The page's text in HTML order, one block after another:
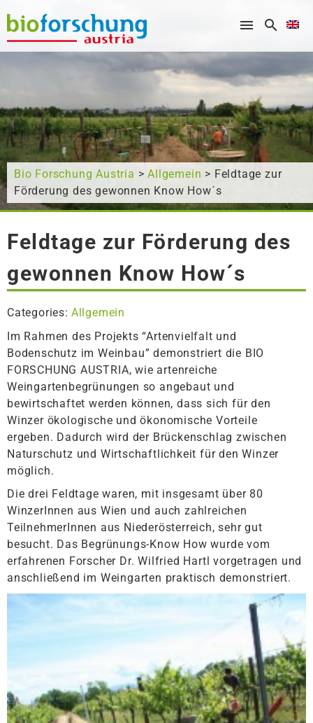
What are you looking for?
Bio Forschung Austria >Allgemein > Feldtage zur
Förderung des gewonnen Know How´s
Feldtage zur Förderung des
gewonnen Know How´s
Categories: Allgemein
Im Rahmen des Projekts “Artenvielfalt und
Bodenschutz im Weinbau” demonstriert die BIO
FORSCHUNG AUSTRIA, wie artenreiche
Weingartenbegrünungen so angebaut und
bewirtschaftet werden können, dass sich für den
Winzer ökologische und ökonomische Vorteile
ergeben. Dadurch wird der Brückenschlag zwischen
Naturschutz und Wirtschaftlichkeit für den Winzer
möglich.
Die drei Feldtage waren, mit insgesamt über 80
WinzerInnen aus Wien und auch zahlreichen
TeilnehmerInnen aus Niederösterreich, sehr gut
besucht. Das Begrünungs-Know How wurde vom
erfahrenen Forscher Dr. Wilfried Hartl vorgetragen und
anschließend im Weingarten praktisch demonstriert.